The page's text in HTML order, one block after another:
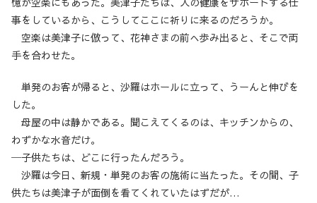
事をしているから、こうしてここに祈りに来るのだろうか。
空楽は美津子に倣って、花神さまの前へ歩み出ると、そこで両
手を合わせた。
単発のお客が帰ると、沙羅はホールに立って、うーんと伸びを
した。
母屋の中は静かである。聞こえてくるのは、キッチンからの、
わずかな水音だけ。
─子供たちは、どこに行ったんだろう。
沙羅は今日、新規・単発のお客の施術に当たった。その間、子
供たちは美津子が面倒を看てくれていたはずだが…